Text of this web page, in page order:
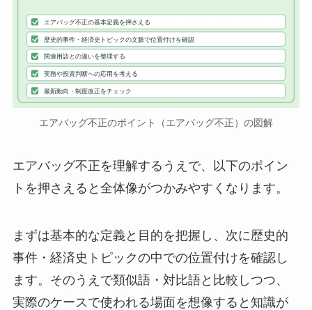
エアバッグ不正の基本定義を押さえる
歴史的事件・経済史トピックの文脈で位置付けを確認
関連用語との違いを整理する
実務や投資判断への応用を考える
最新動向・制度改正をチェック
エアバッグ不正のポイント（エアバッグ不正）の図解
エアバッグ不正を理解するうえで、以下のポイン
トを押さえると全体像がつかみやすくなります。
まずは基本的な定義と目的を把握し、次に歴史的
事件・経済史トピックの中での位置付けを確認し
ます。そのうえで類似語・対比語と比較しつつ、
実際のケースで使われる場面を想像すると知識が